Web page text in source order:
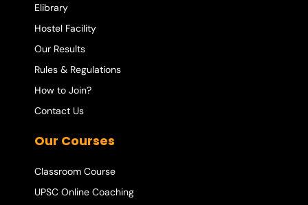
Elibrary
Hostel Facility
Our Results
Rules & Regulations
How to Join?
Contact Us
Our Courses
Classroom Course
UPSC Online Coaching